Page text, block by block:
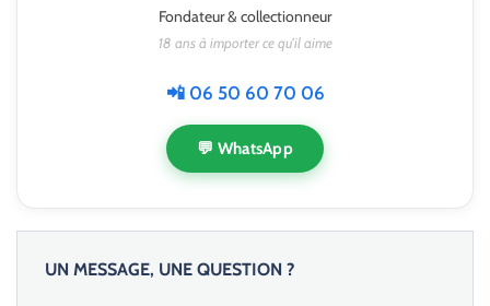
Fondateur & collectionneur
18 ans à importer ce qu'il aime
📲 06 50 60 70 06
💬 WhatsApp
UN MESSAGE, UNE QUESTION ?